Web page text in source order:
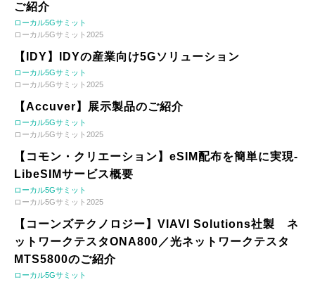
ご紹介
ローカル5Gサミット
ローカル5Gサミット2025
【IDY】IDYの産業向け5Gソリューション
ローカル5Gサミット
ローカル5Gサミット2025
【Accuver】展示製品のご紹介
ローカル5Gサミット
ローカル5Gサミット2025
【コモン・クリエーション】eSIM配布を簡単に実現-
LibeSIMサービス概要
ローカル5Gサミット
ローカル5Gサミット2025
【コーンズテクノロジー】VIAVI Solutions社製 ネ
ットワークテスタONA800／光ネットワークテスタ
MTS5800のご紹介
ローカル5Gサミット